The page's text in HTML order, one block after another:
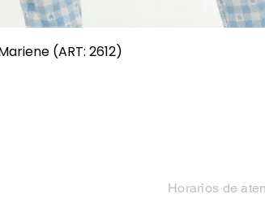
Vista rápida
(ART: 2612)
Horarios de